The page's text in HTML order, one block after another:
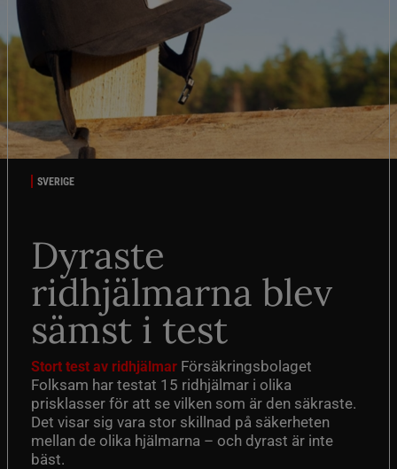
SVERIGE
Dyraste
ridhjälmarna blev
sämst i test
Stort test av ridhjälmar Försäkringsbolaget
Folksam har testat 15 ridhjälmar i olika
prisklasser för att se vilken som är den säkraste.
Det visar sig vara stor skillnad på säkerheten
mellan de olika hjälmarna – och dyrast är inte
bäst.